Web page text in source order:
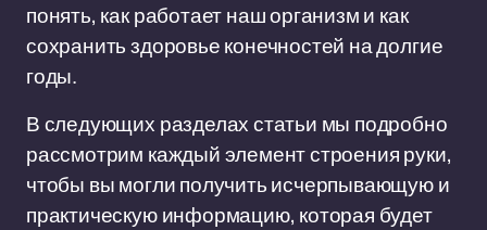
понять, как работает наш организм и как
сохранить здоровье конечностей на долгие
годы.
В следующих разделах статьи мы подробно
рассмотрим каждый элемент строения руки,
чтобы вы могли получить исчерпывающую и
практическую информацию, которая будет